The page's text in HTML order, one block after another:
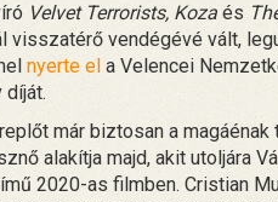
Velvet Terrorists, Koza és
vendégévé vált,
nyerte el a Velencei
már biztosan a magáénak
alakítja majd, akit utoljára
2020-as filmben. Cristian